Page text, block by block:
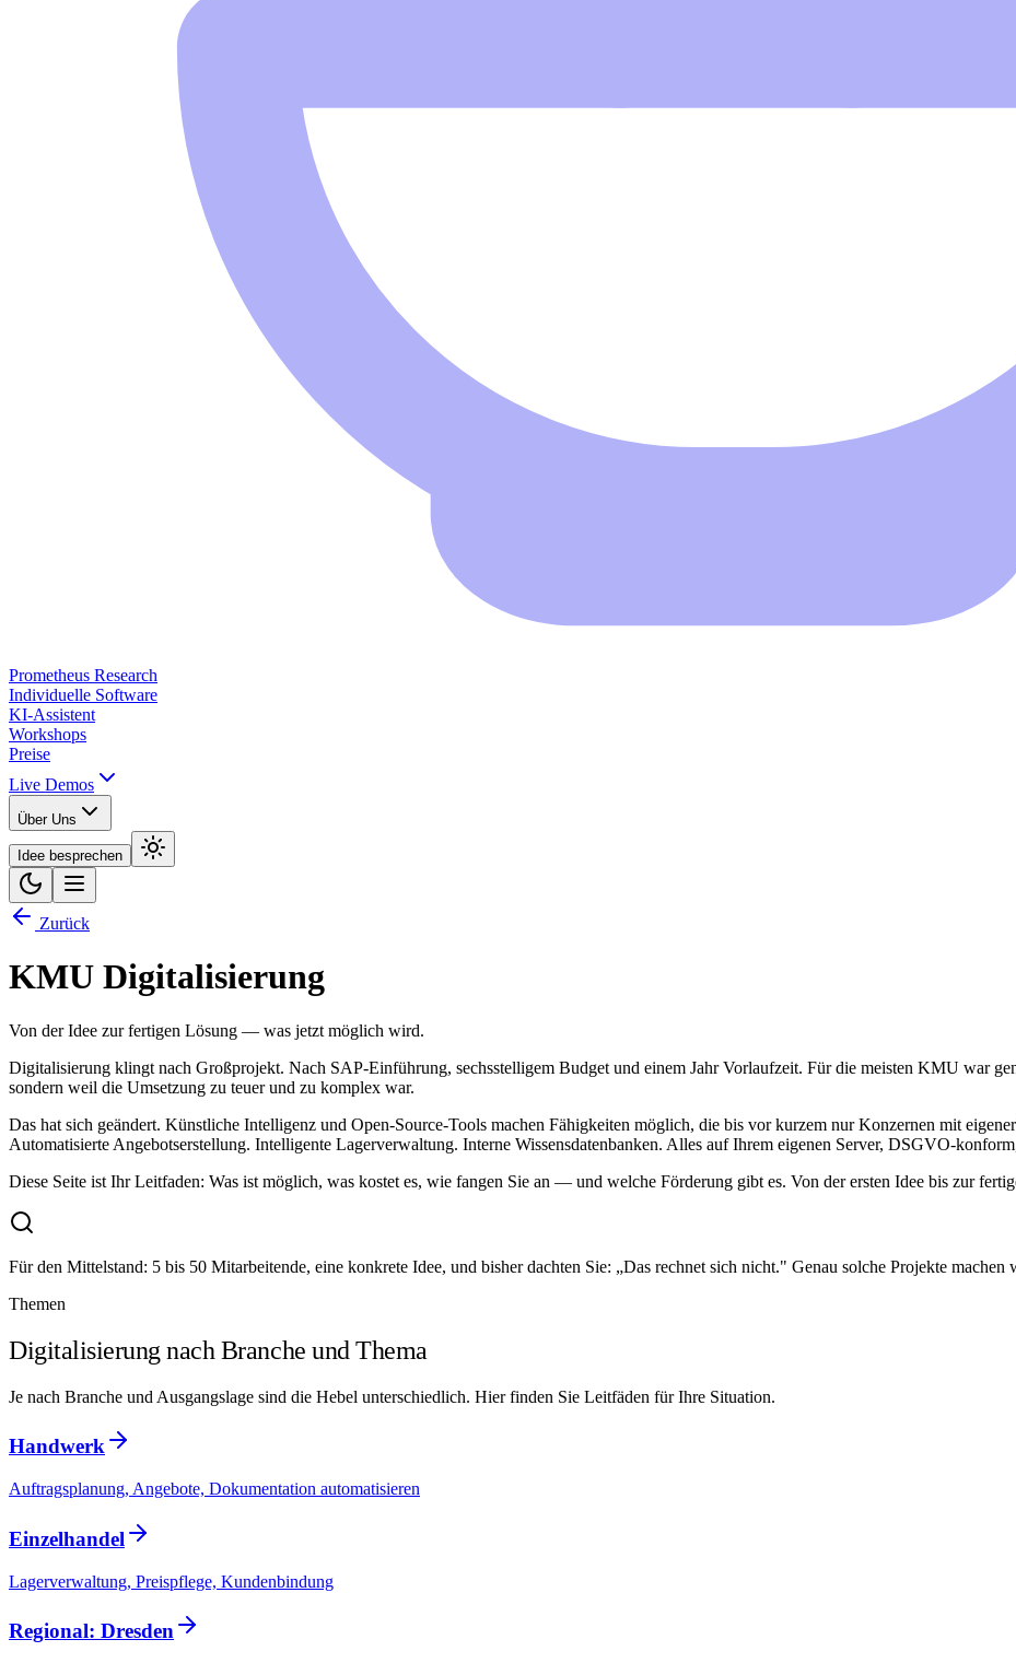
Prometheus Research
Individuelle Software
KI-Assistent
Workshops
Preise
Live Demos
Über Uns
Idee besprechen
Zurück
KMU Digitalisierung
Von der Idee zur fertigen Lösung — was jetzt möglich wird.
Digitalisierung klingt nach Großprojekt. Nach SAP-Einführung, sechsstelligem Budget und einem Jahr Vorlaufzeit. Für die meisten KMU war
sondern weil die Umsetzung zu teuer und zu komplex war.
Das hat sich geändert. Künstliche Intelligenz und Open-Source-Tools machen Fähigkeiten möglich, die bis vor kurzem nur Konzernen mit
Automatisierte Angebotserstellung. Intelligente Lagerverwaltung. Interne Wissensdatenbanken. Alles auf Ihrem eigenen Server, DSGVO-
Diese Seite ist Ihr Leitfaden: Was ist möglich, was kostet es, wie fangen Sie an — und welche Förderung gibt es. Von der ersten Idee bis zur
Für den Mittelstand: 5 bis 50 Mitarbeitende, eine konkrete Idee, und bisher dachten Sie: „Das rechnet sich nicht." Genau solche Projekte machen
Themen
Digitalisierung nach Branche und Thema
Je nach Branche und Ausgangslage sind die Hebel unterschiedlich. Hier finden Sie Leitfäden für Ihre Situation.
Handwerk
Auftragsplanung, Angebote, Dokumentation automatisieren
Einzelhandel
Lagerverwaltung, Preispflege, Kundenbindung
Regional: Dresden